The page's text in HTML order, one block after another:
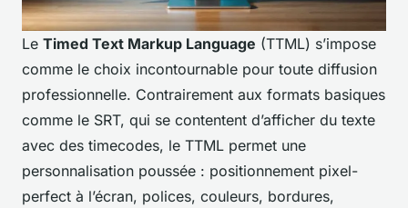
Le Timed Text Markup Language (TTML) s’impose
comme le choix incontournable pour toute diffusion
professionnelle. Contrairement aux formats basiques
comme le SRT, qui se contentent d’afficher du texte
avec des timecodes, le TTML permet une
personnalisation poussée : positionnement pixel-
perfect à l’écran, polices, couleurs, bordures,